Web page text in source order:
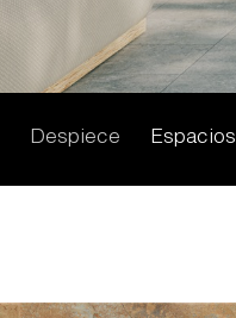
Despiece Espacios